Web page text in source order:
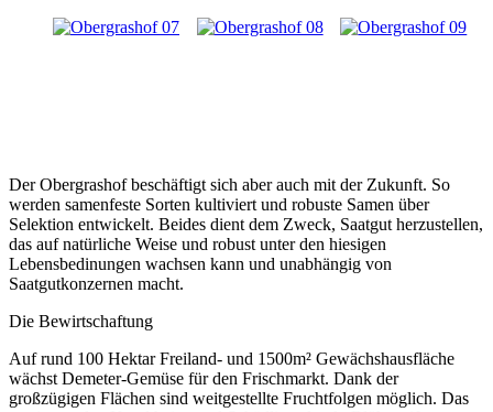
Der Obergrashof beschäftigt sich aber auch mit der Zukunft. So
werden samenfeste Sorten kultiviert und robuste Samen über
Selektion entwickelt. Beides dient dem Zweck, Saatgut herzustellen,
das auf natürliche Weise und robust unter den hiesigen
Lebensbedinungen wachsen kann und unabhängig von
Saatgutkonzernen macht.
Die Bewirtschaftung
Auf rund 100 Hektar Freiland- und 1500m² Gewächshausfläche
wächst Demeter-Gemüse für den Frischmarkt. Dank der
großzügigen Flächen sind weitgestellte Fruchtfolgen möglich. Das